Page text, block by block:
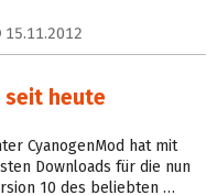
15.11.2012
seit heute
CyanogenMod hat mit
Downloads für die nun
10 des beliebten …